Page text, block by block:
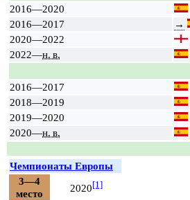
2016—2020
2016—2017
→
2020—2022
2022—н. в.
2016—2017
2018—2019
2019—2020
2020—н. в.
Чемпионаты Европы
3—4
место
2020[1]